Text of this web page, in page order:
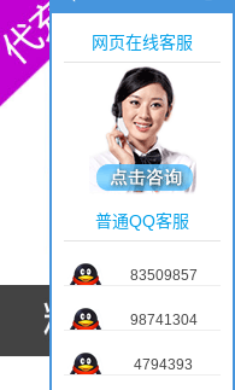
网页在线客服
普通QQ客服
83509857
98741304
4794393